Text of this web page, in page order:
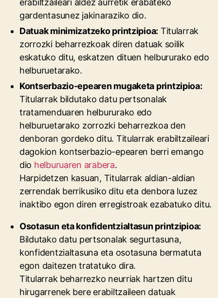
erabiltzaileari aldez aurretik erabateko
gardentasunez jakinaraziko dio.
Datuak minimizatzeko printzipioa: Titularrak
zorrozki beharrezkoak diren datuak soilik
eskatuko ditu, eskatzen dituen helbururako edo
helburuetarako.
Kontserbazio-epearen mugaketa printzipioa:
Titularrak bildutako datu pertsonalak
tratamenduaren helbururako edo
helburuetarako zorrozki beharrezkoa den
denboran gordeko ditu. Titularrak erabiltzaileari
dagokion kontserbazio-epearen berri emango
dio helburuaren arabera.
Harpidetzen kasuan, Titularrak aldian-aldian
zerrendak berrikusiko ditu eta denbora luzez
inaktibo egon diren erregistroak ezabatuko ditu.
Osotasun eta konfidentzialtasun printzipioa:
Bildutako datu pertsonalak segurtasuna,
konfidentzialtasuna eta osotasuna bermatuta
egon daitezen tratatuko dira.
Titularrak beharrezko neurriak hartzen ditu
hirugarrenek bere erabiltzaileen datuak